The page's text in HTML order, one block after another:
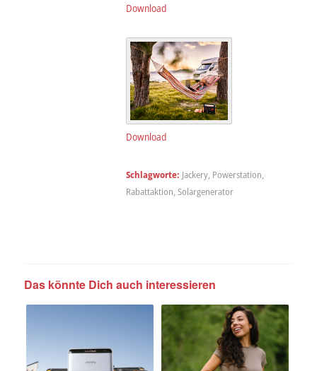
Download
Download
Schlagworte: Jackery, Powerstation,
Rabattaktion, Solargenerator
Das könnte Dich auch interessieren